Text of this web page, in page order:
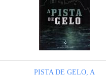
PISTA DE GELO, A